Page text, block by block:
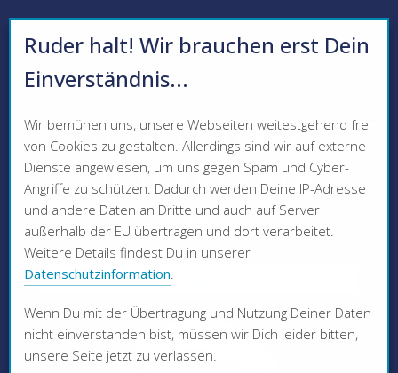
Ahoi!
DÜSSELDORFER
RUDERVEREIN
1880
Ruder halt! Wir brauchen erst Dein
Einverständnis...
Wir bemühen uns, unsere Webseiten weitestgehend frei
von Cookies zu gestalten. Allerdings sind wir auf externe
Dienste angewiesen, um uns gegen Spam und Cyber-
Angriffe zu schützen. Dadurch werden Deine IP-Adresse
und andere Daten an Dritte und auch auf Server
außerhalb der EU übertragen und dort verarbeitet.
Weitere Details findest Du in unserer
Datenschutzinformation.
Wenn Du mit der Übertragung und Nutzung Deiner Daten
nicht einverstanden bist, müssen wir Dich leider bitten,
unsere Seite jetzt zu verlassen.